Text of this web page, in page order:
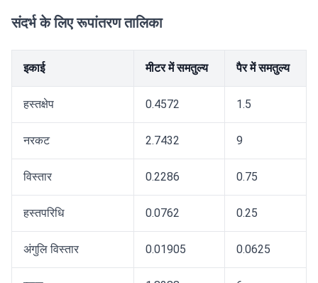
{0.3048
पैर}} = 7.5
\text{ पैर}
संदर्भ के लिए रूपांतरण तालिका
इकाई मीटर में समतुल्य पैर में समतुल्य
हस्तक्षेप 0.4572 1.5
नरकट 2.7432 9
विस्तार 0.2286 0.75
हस्तपरिधि 0.0762 0.25
अंगुलि विस्तार 0.01905 0.0625